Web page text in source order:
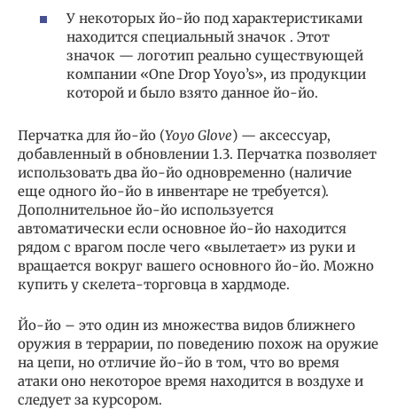
У некоторых йо-йо под характеристиками
находится специальный значок . Этот
значок — логотип реально существующей
компании «One Drop Yoyo’s», из продукции
которой и было взято данное йо-йо.
Перчатка для йо-йо (Yoyo Glove) — аксессуар,
добавленный в обновлении 1.3. Перчатка позволяет
использовать два йо-йо одновременно (наличие
еще одного йо-йо в инвентаре не требуется).
Дополнительное йо-йо используется
автоматически если основное йо-йо находится
рядом с врагом после чего «вылетает» из руки и
вращается вокруг вашего основного йо-йо. Можно
купить у скелета-торговца в хардмоде.
Йо-йо – это один из множества видов ближнего
оружия в террарии, по поведению похож на оружие
на цепи, но отличие йо-йо в том, что во время
атаки оно некоторое время находится в воздухе и
следует за курсором.